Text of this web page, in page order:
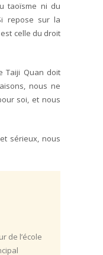
taoïsme ni du
repose sur la
celle du droit
Taiji Quan doit
nous ne
soi, et nous
sérieux, nous